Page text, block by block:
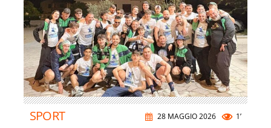
28 MAGGIO 2026 1’
SPORT